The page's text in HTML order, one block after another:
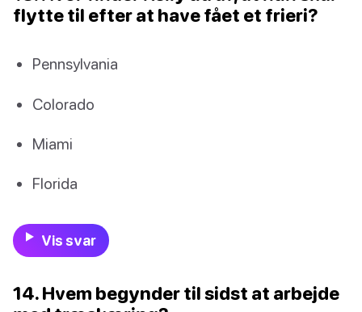
flytte til efter at have fået et frieri?
Pennsylvania
Colorado
Miami
Florida
Vis svar
14. Hvem begynder til sidst at arbejde